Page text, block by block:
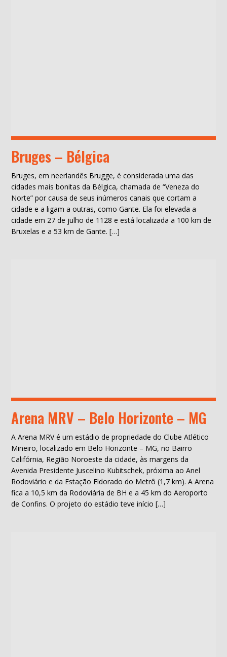
Bruges – Bélgica
Bruges, em neerlandês Brugge, é considerada uma das
cidades mais bonitas da Bélgica, chamada de “Veneza do
Norte” por causa de seus inúmeros canais que cortam a
cidade e a ligam a outras, como Gante. Ela foi elevada a
cidade em 27 de julho de 1128 e está localizada a 100 km de
Bruxelas e a 53 km de Gante. […]
Arena MRV – Belo Horizonte – MG
A Arena MRV é um estádio de propriedade do Clube Atlético
Mineiro, localizado em Belo Horizonte – MG, no Bairro
Califórnia, Região Noroeste da cidade, às margens da
Avenida Presidente Juscelino Kubitschek, próxima ao Anel
Rodoviário e da Estação Eldorado do Metrô (1,7 km). A Arena
fica a 10,5 km da Rodoviária de BH e a 45 km do Aeroporto
de Confins. O projeto do estádio teve início […]